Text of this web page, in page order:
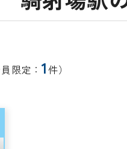
限定：1件）